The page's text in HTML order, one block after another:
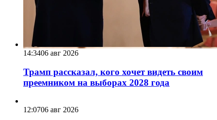
14:3406 авг 2026
Трамп рассказал, кого хочет видеть своим
преемником на выборах 2028 года
12:0706 авг 2026